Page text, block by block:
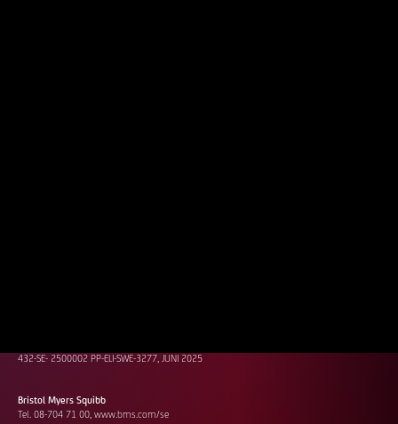
432-SE- 2500002 PP-ELI-SWE-3277, JUNI 2025
Bristol Myers Squibb
Tel. 08-704 71 00, www.bms.com/se